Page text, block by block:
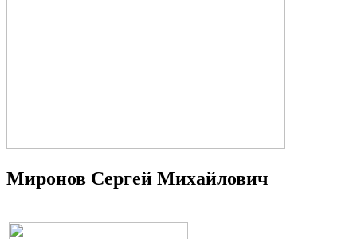
Миронов Сергей Михайлович